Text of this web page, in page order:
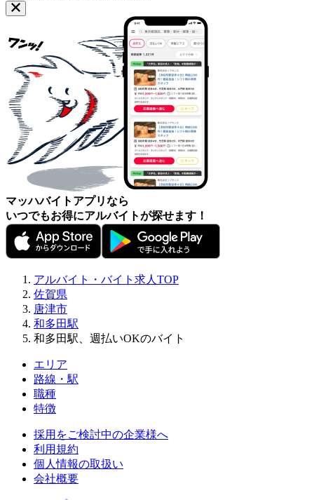
マッハバイトアプリなら
いつでもお得にアルバイトが探せます！
アルバイト・バイト求人TOP
佐賀県
唐津市
和多田駅
和多田駅、週払いOKのバイト
エリア
路線・駅
職種
特徴
採用をご検討中の企業様へ
利用規約
個人情報の取扱い
会社概要